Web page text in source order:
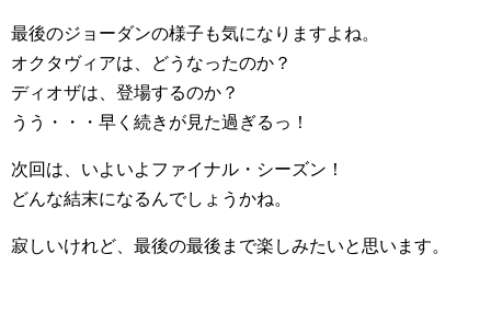
最後のジョーダンの様子も気になりますよね。
オクタヴィアは、どうなったのか？
ディオザは、登場するのか？
うう・・・早く続きが見た過ぎるっ！
次回は、いよいよファイナル・シーズン！
どんな結末になるんでしょうかね。
寂しいけれど、最後の最後まで楽しみたいと思います。